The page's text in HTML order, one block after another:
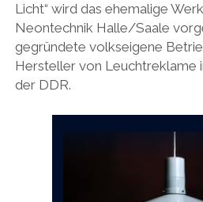
Licht“ wird das ehemalige
Neontechnik Halle/Saale
gegründete volkseigene
Hersteller von Leuchtreklame
der DDR.